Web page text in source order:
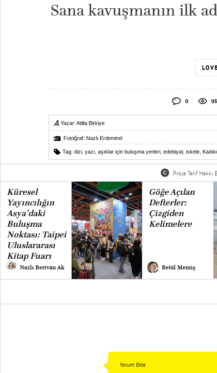
Sana kavuşmanın ilk
0
Yazar: Atilla Birkiye
Fotoğraf: Nazlı Erdemirel
Tag: dizi yazı aşıklar için buluşma yerleri edebiyat iskele
Proje Telif Hakkı
Küresel
Yayıncılığın
Asya’daki
Buluşma
Noktası: Taipei
Uluslararası
Kitap Fuarı
Nazlı Berivan Ak
Göğe Açılan
Defterler:
Çizgiden
Kelimelere
Betül Memiş